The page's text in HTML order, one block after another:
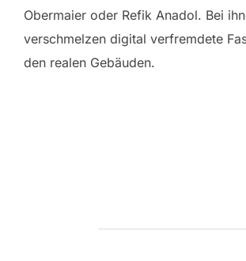
Obermaier oder Refik Anadol. Bei
verschmelzen digital verfremdete
den realen Gebäuden.